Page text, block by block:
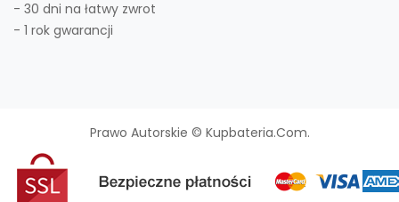
- 30 dni na łatwy zwrot
- 1 rok gwarancji
Prawo Autorskie © Kupbateria.com.